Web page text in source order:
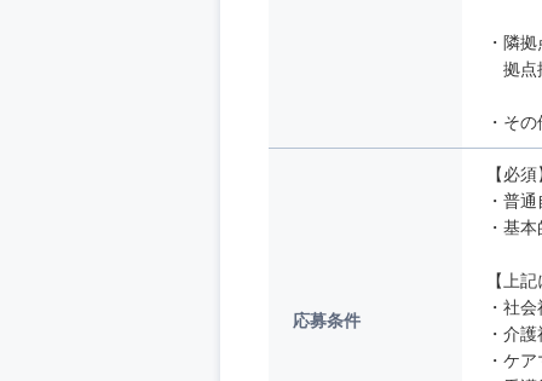
・隣
拠点
・そ
応募条件
【必
・普
・基
【上
・社
・介
・ケ